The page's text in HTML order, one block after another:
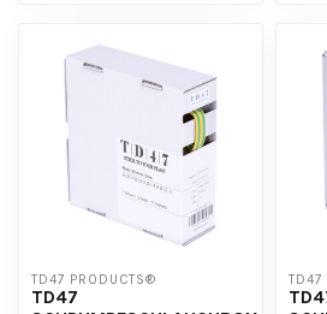
TD47 PRODUCTS®
TD47
TD47